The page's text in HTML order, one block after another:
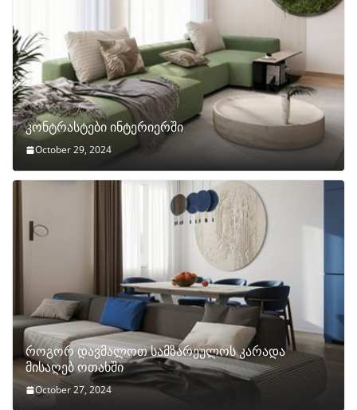
კონტრასტები ინტერიერში
October 29, 2024
როგორ დავმალოთ სამზარეულოს კარადა
მისაღებ ოთახში
October 27, 2024